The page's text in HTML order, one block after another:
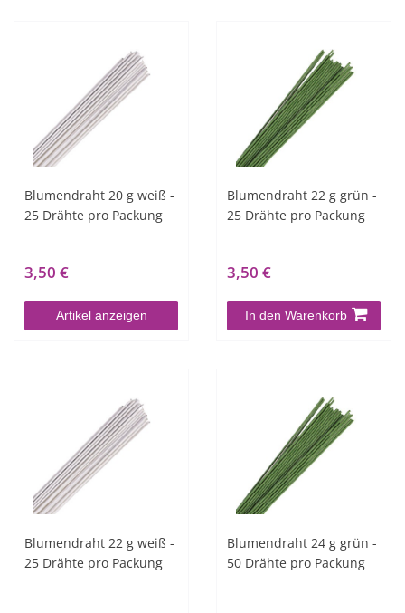
Blumendraht 20 g weiß -
25 Drähte pro Packung
3,50 €
Artikel anzeigen
Blumendraht 22 g grün -
25 Drähte pro Packung
3,50 €
In den Warenkorb
Blumendraht 22 g weiß -
25 Drähte pro Packung
Blumendraht 24 g grün -
50 Drähte pro Packung